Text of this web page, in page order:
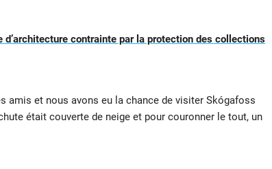
d’architecture contrainte par la protection des collections
amis et nous avons eu la chance de visiter Skógafoss
était couverte de neige et pour couronner le tout, un